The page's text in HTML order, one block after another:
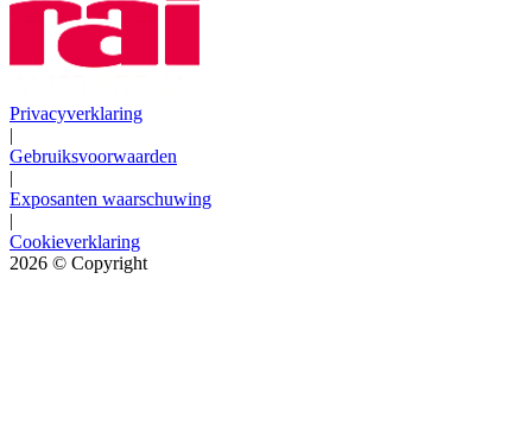
Privacyverklaring
|
Gebruiksvoorwaarden
|
Exposanten waarschuwing
|
Cookieverklaring
2026 © Copyright